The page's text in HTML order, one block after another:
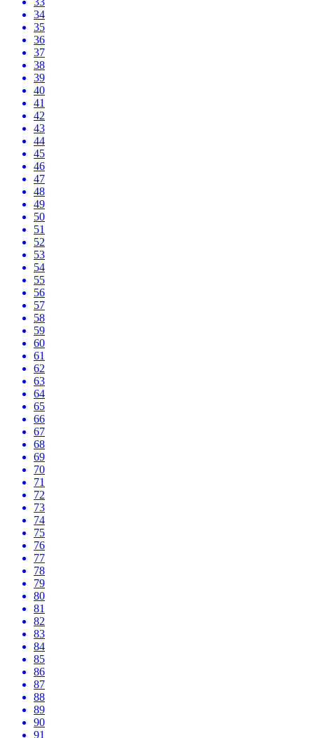
34
35
36
37
38
39
40
41
42
43
44
45
46
47
48
49
50
51
52
53
54
55
56
57
58
59
60
61
62
63
64
65
66
67
68
69
70
71
72
73
74
75
76
77
78
79
80
81
82
83
84
85
86
87
88
89
90
91